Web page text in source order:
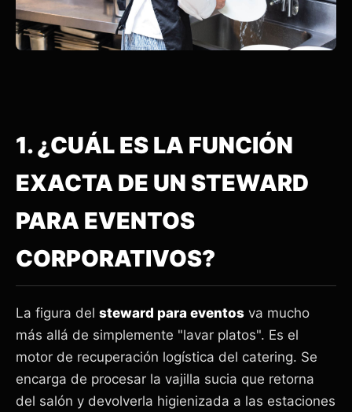
1. ¿CUÁL ES LA FUNCIÓN
EXACTA DE UN STEWARD
PARA EVENTOS
CORPORATIVOS?
La figura del steward para eventos va mucho
más allá de simplemente "lavar platos". Es el
motor de recuperación logística del catering. Se
encarga de procesar la vajilla sucia que retorna
del salón y devolverla higienizada a las estaciones